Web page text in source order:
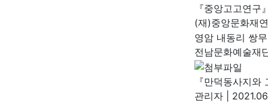
『중앙고고연
(재)중앙문화재
영암 내동리 쌍
전남문화예술재
『만덕동사지
관리자